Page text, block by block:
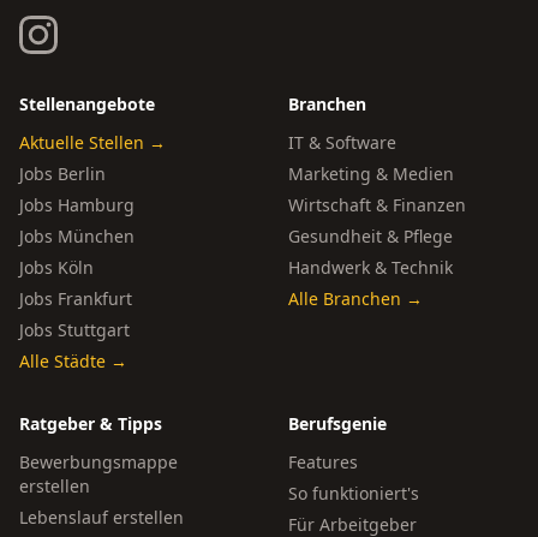
Stellenangebote
Aktuelle Stellen →
Jobs Berlin
Jobs Hamburg
Jobs München
Jobs Köln
Jobs Frankfurt
Jobs Stuttgart
Alle Städte →
Branchen
IT & Software
Marketing & Medien
Wirtschaft & Finanzen
Gesundheit & Pflege
Handwerk & Technik
Alle Branchen →
Ratgeber & Tipps
Bewerbungsmappe
erstellen
Lebenslauf erstellen
Berufsgenie
Features
So funktioniert's
Für Arbeitgeber